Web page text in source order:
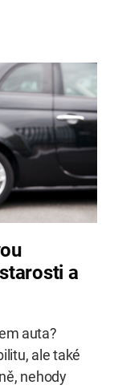
stěhování,
a
auta?
ale také
nehody